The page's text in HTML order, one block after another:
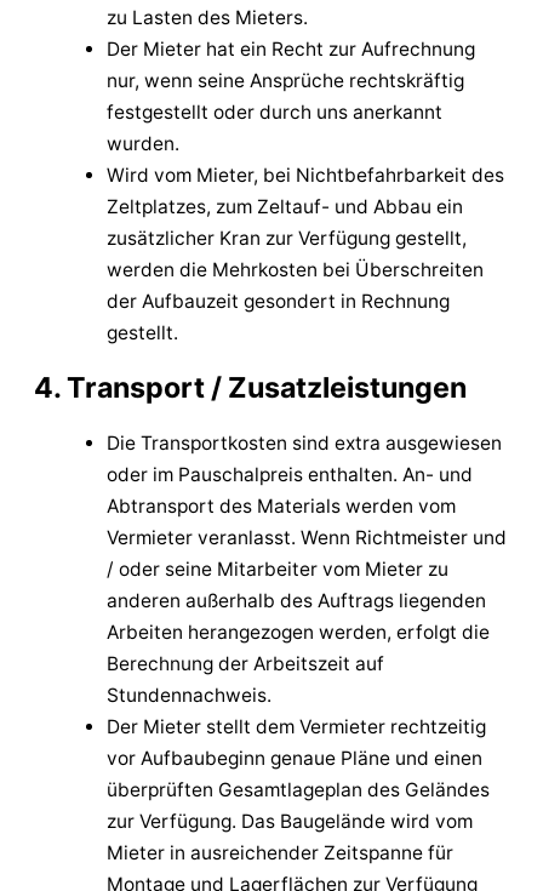
zu Lasten des Mieters.
Der Mieter hat ein Recht zur Aufrechnung
nur, wenn seine Ansprüche rechtskräftig
festgestellt oder durch uns anerkannt
wurden.
Wird vom Mieter, bei Nichtbefahrbarkeit des
Zeltplatzes, zum Zeltauf- und Abbau ein
zusätzlicher Kran zur Verfügung gestellt,
werden die Mehrkosten bei Überschreiten
der Aufbauzeit gesondert in Rechnung
gestellt.
4. Transport / Zusatzleistungen
Die Transportkosten sind extra ausgewiesen
oder im Pauschalpreis enthalten. An- und
Abtransport des Materials werden vom
Vermieter veranlasst. Wenn Richtmeister und
/ oder seine Mitarbeiter vom Mieter zu
anderen außerhalb des Auftrags liegenden
Arbeiten herangezogen werden, erfolgt die
Berechnung der Arbeitszeit auf
Stundennachweis.
Der Mieter stellt dem Vermieter rechtzeitig
vor Aufbaubeginn genaue Pläne und einen
überprüften Gesamtlageplan des Geländes
zur Verfügung. Das Baugelände wird vom
Mieter in ausreichender Zeitspanne für
Montage und Lagerflächen zur Verfügung